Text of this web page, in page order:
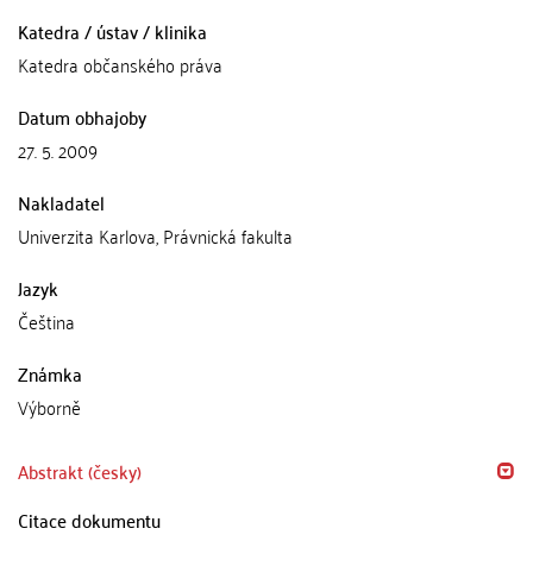
Katedra / ústav / klinika
Katedra občanského práva
Datum obhajoby
27. 5. 2009
Nakladatel
Univerzita Karlova, Právnická fakulta
Jazyk
Čeština
Známka
Výborně
Abstrakt (česky)
Citace dokumentu